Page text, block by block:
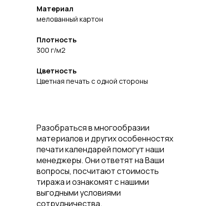
Материал
мелованный картон
Плотность
300 г/м2
Цветность
Цветная печать с одной стороны
Разобраться в многообразии
материалов и других особенностях
печати календарей помогут наши
менеджеры. Они ответят на Ваши
вопросы, посчитают стоимость
тиража и ознакомят с нашими
выгодными условиями
сотрудничества.